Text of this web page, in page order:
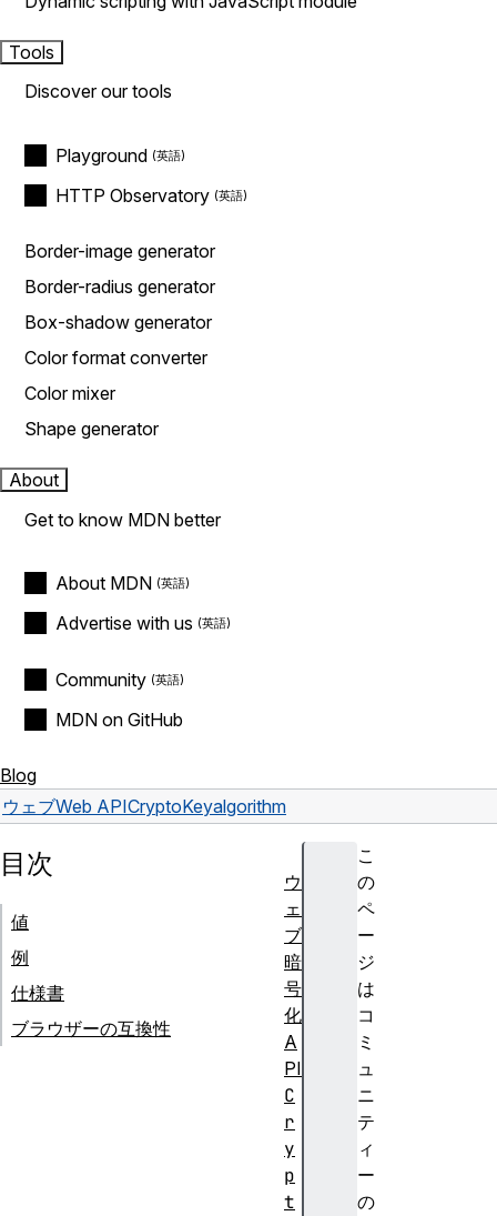
Tools
Discover our tools
Playground
HTTP Observatory
Border-image generator
Border-radius generator
Box-shadow generator
Color format converter
Color mixer
Shape generator
About
Get to know MDN better
About MDN
Advertise with us
Community
MDN on GitHub
Blog
ウェブWeb APICryptoKeyalgorithm
こ
の
ペ
ー
ジ
は
コ
ミ
ュ
ニ
テ
ィ
ー
の
目次
値
例
仕様書
ブラウザーの互換性
ウ
ェ
ブ
暗
号
化
A
PI
C
r
y
p
t